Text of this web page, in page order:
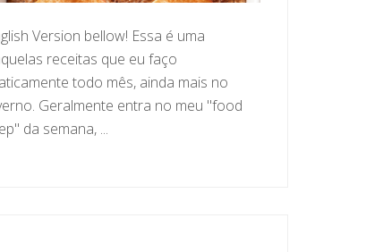
Version bellow! Essa é uma
receitas que eu faço
todo mês, ainda mais no
Geralmente entra no meu "food
da semana, ...